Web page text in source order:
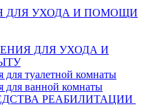
ДЛЯ УХОДА И ПОМОЩИ
ДЛЯ УХОДА И
для туалетной комнаты
для ванной комнаты
РЕАБИЛИТАЦИИ